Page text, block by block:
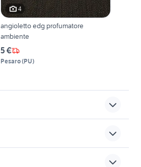
4
angioletto edg profumatore
ambiente
5 €
Pesaro(PU)